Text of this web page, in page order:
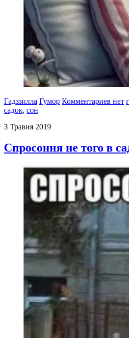
Гадззилла Гумор Комментариев нет
садок, сон
3 Травня 2019
Спросоння не того в